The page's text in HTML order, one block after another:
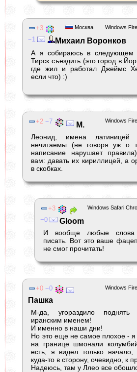
Windows
Москва
3
1
Михаил Воронков
А я собираюсь в следующем
Тирск съездить (это город в
где жил и работал Джеймс
если что) :)
Windows
2 7 М.
Леонид, имена латиницей
нечитаемы (не говоря уж о
написание нарушает
вам: давать их кириллицей, а
в скобках.
Windows Safari
3
0
Gloom
И вообще любые слова
писать. Вот это ваше
не смог прочитать!
Windows
0 0
Пашка
М-да, угораздило поднять
иранским именем!
И именно в наши дни!
Но это еще не самое плохое -
на границе шмонали
есть, я видел только
куда-то в сторону, очевидно, к
Надеюсь, там у Ллео все